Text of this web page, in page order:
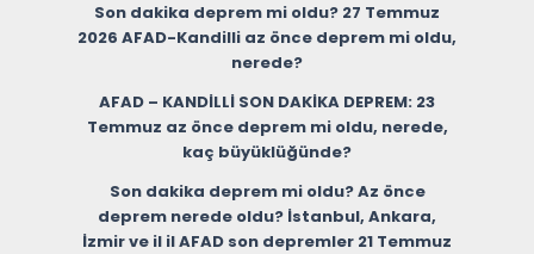
Son dakika deprem mi oldu? 27 Temmuz
2026 AFAD-Kandilli az önce deprem mi oldu,
nerede?
AFAD – KANDİLLİ SON DAKİKA DEPREM: 23
Temmuz az önce deprem mi oldu, nerede,
kaç büyüklüğünde?
Son dakika deprem mi oldu? Az önce
deprem nerede oldu? İstanbul, Ankara,
İzmir ve il il AFAD son depremler 21 Temmuz